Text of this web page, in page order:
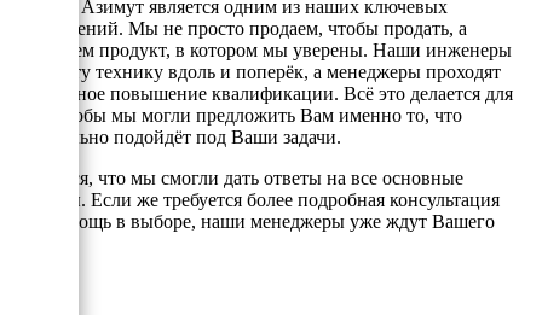
техника Азимут является одним из наших ключевых
направлений. Мы не просто продаем, чтобы продать, а
реализуем продукт, в котором мы уверены. Наши инженеры
знают эту технику вдоль и поперёк, а менеджеры проходят
постоянное повышение квалификации. Всё это делается для
того, чтобы мы могли предложить Вам именно то, что
оптимально подойдёт под Ваши задачи.
Надеемся, что мы смогли дать ответы на все основные
вопросы. Если же требуется более подробная консультация
или помощь в выборе, наши менеджеры уже ждут Вашего